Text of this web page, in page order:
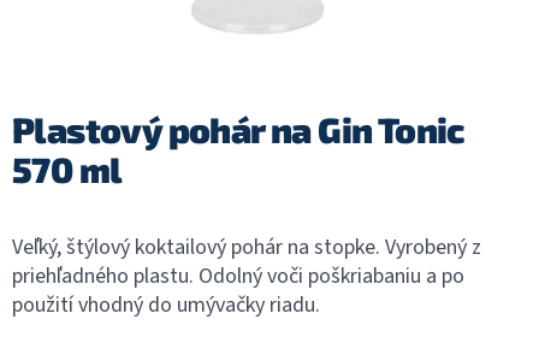
Plastový pohár na Gin Tonic
570 ml
Veľký, štýlový koktailový pohár na stopke. Vyrobený z
priehľadného plastu. Odolný voči poškriabaniu a po
použití vhodný do umývačky riadu.